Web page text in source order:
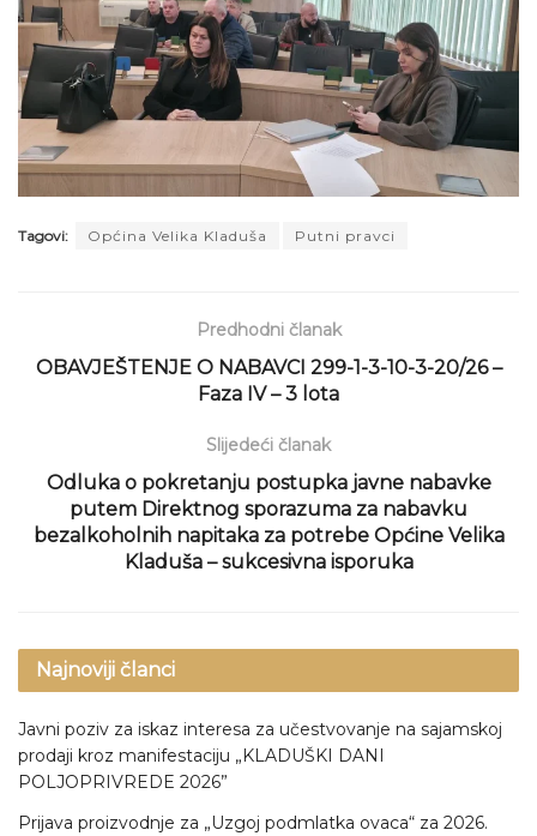
Tagovi: Općina Velika Kladuša Putni pravci
Predhodni članak
OBAVJEŠTENJE O NABAVCI 299-1-3-10-3-20/26 –
Faza IV – 3 lota
Slijedeći članak
Odluka o pokretanju postupka javne nabavke
putem Direktnog sporazuma za nabavku
bezalkoholnih napitaka za potrebe Općine Velika
Kladuša – sukcesivna isporuka
Najnoviji članci
Javni poziv za iskaz interesa za učestvovanje na sajamskoj
prodaji kroz manifestaciju „KLADUŠKI DANI
POLJOPRIVREDE 2026”
Prijava proizvodnje za „Uzgoj podmlatka ovaca“ za 2026.